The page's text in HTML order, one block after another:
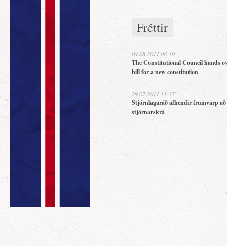
Fréttir
04.08.2011 08:10
The Constitutional Council hands
bill for a new constitution
29.07.2011 11:37
Stjórnlagaráð afhendir frumvarp
stjórnarskrá